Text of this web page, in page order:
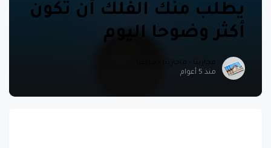
يطلب منك الفلك أن تكون
أكثر وضوحا اليوم
مجازيتا - ماجازيتا - مزجيتا
منذ 5 أعوام